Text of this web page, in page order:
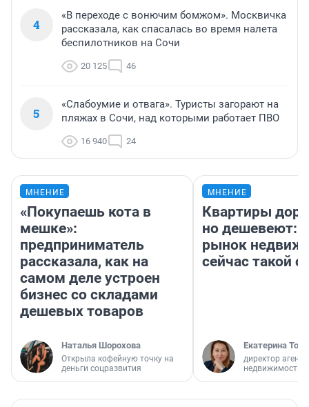
4
«В переходе с вонючим бомжом». Москвичка
рассказала, как спасалась во время налета
беспилотников на Сочи
20 125 46
5
«Слабоумие и отвага». Туристы загорают на
пляжах в Сочи, над которыми работает ПВО
16 940 24
МНЕНИЕ
«Покупаешь кота в
мешке»:
предприниматель
рассказала, как на
самом деле устроен
бизнес со складами
дешевых товаров
Наталья Шорохова
Открыла кофейную точку на
деньги соцразвития
МНЕНИЕ
Квартиры
но дешевеют:
рынок
сейчас такой
Екатерина
директор
недвижимости